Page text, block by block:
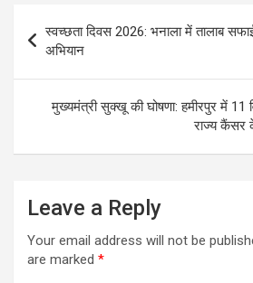
navigation
स्वच्छता दिवस 2026: भनाला में तालाब
अभियान
मुख्यमंत्री सुक्खू की घोषणा: हमीरपुर में 11
राज्य कैंसर
Leave a Reply
Your email address will not be
are marked *